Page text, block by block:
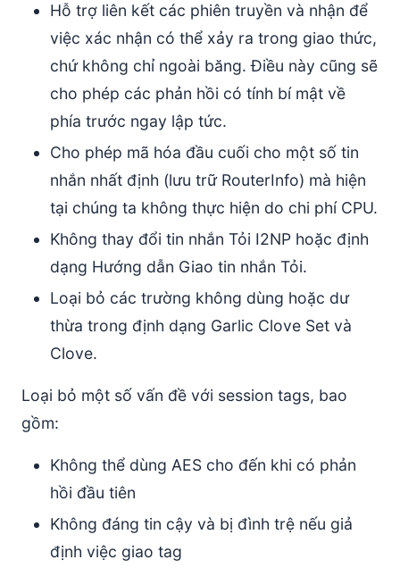
Hỗ trợ liên kết các phiên truyền và nhận để
việc xác nhận có thể xảy ra trong giao thức,
chứ không chỉ ngoài băng. Điều này cũng sẽ
cho phép các phản hồi có tính bí mật về
phía trước ngay lập tức.
Cho phép mã hóa đầu cuối cho một số tin
nhắn nhất định (lưu trữ RouterInfo) mà hiện
tại chúng ta không thực hiện do chi phí CPU.
Không thay đổi tin nhắn Tỏi I2NP hoặc định
dạng Hướng dẫn Giao tin nhắn Tỏi.
Loại bỏ các trường không dùng hoặc dư
thừa trong định dạng Garlic Clove Set và
Clove.
Loại bỏ một số vấn đề với session tags, bao
gồm:
Không thể dùng AES cho đến khi có phản
hồi đầu tiên
Không đáng tin cậy và bị đình trệ nếu giả
định việc giao tag